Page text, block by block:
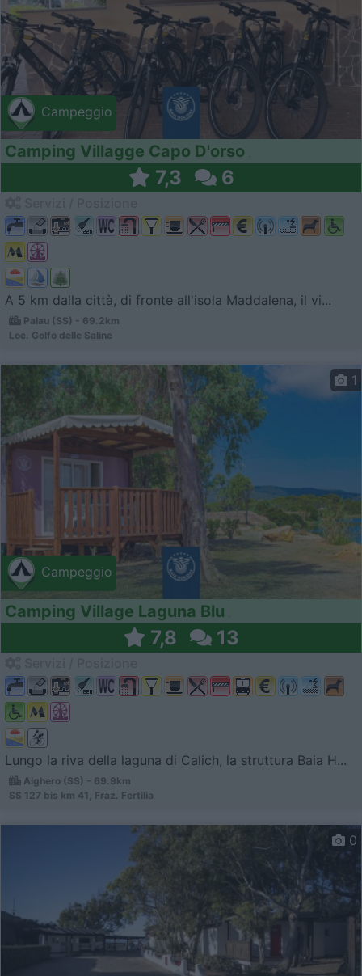
Campeggio
Camping Villagge Capo D'orso
7,3 6
A 5 km dalla città, di fronte all'isola Maddalena, il vi...
Palau (SS) - 69.2km
Loc. Golfo delle Saline
Campeggio
1
Camping Village Laguna Blu
7,8 13
Lungo la riva della laguna di Calich, la struttura Baia H...
Alghero (SS) - 69.9km
SS 127 bis km 41, Fraz. Fertilia
0